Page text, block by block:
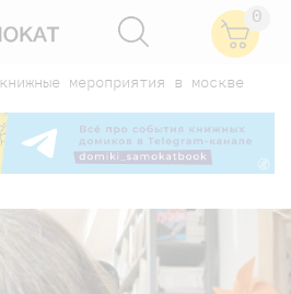
0
книжные мероприятия в москве